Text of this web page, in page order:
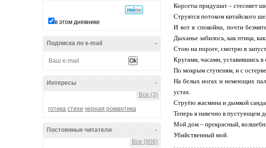
в этом дневнике
-
Подписка по e-mail
-
Интересы
Все (3)
готика стихи черная романтика
-
Постоянные читатели
Все (906)
Корсеты придушат – стесняет
Струятся потоком китайского
И вот я спокойна, почти
Дыханье забилось, как птица,
Стою на пороге, смотрю в
Кругами, часами, уставившись
По мокрым ступеням, и с
На белых ногах и немеющих
устах.
Струёю жасмина и дымкой
Теперь я навечно в пустующем
Мой дом – прекрасный,
Убийственный мой.